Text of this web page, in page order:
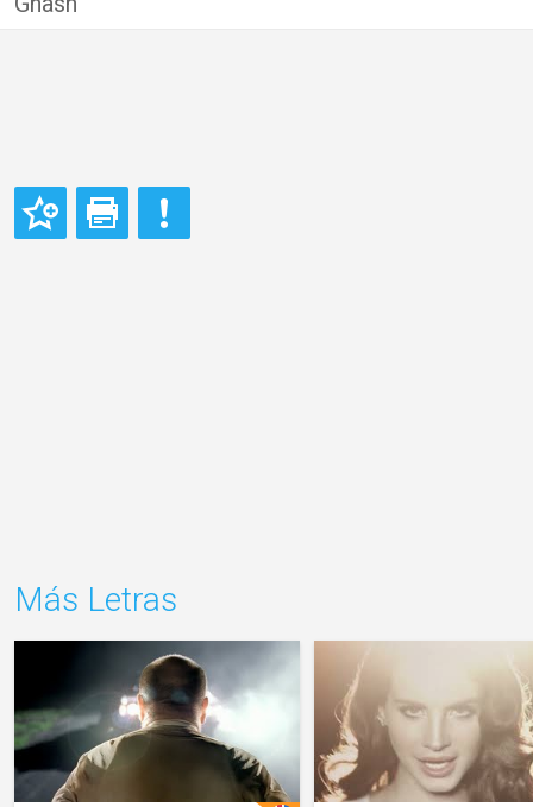
Más Letras